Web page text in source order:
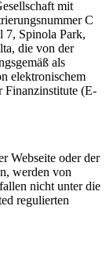
mit
C
7, Spinola Park,
die von der
als
elektronischem
Finanzinstitute (E-
Webseite oder der
werden von
nicht unter die
regulierten